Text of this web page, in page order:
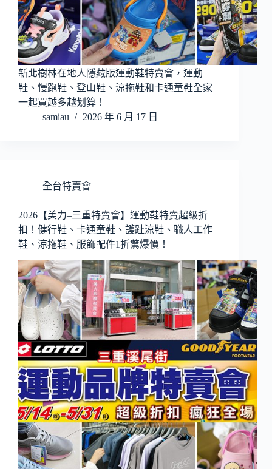
新北樹林在地人隱藏版運動鞋特賣會，運動
鞋、慢跑鞋、登山鞋、涼拖鞋和卡通童鞋全家
一起買越多越划算！
samiau
2026 年 6 月 17 日
全台特賣會
2026【美力–三重特賣會】運動鞋特賣超級折
扣！健行鞋、卡通童鞋、護趾涼鞋、職人工作
鞋、涼拖鞋、服飾配件1折驚爆價！